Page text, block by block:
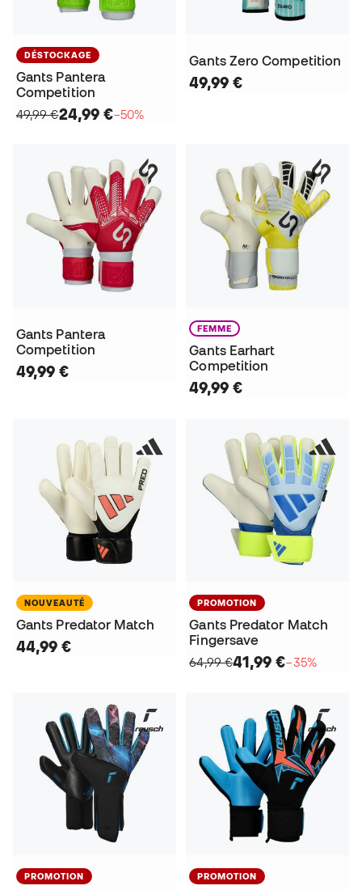
DÉSTOCKAGE
Gants Pantera
Competition
49,99 €24,99 €−50%
Gants Zero Competition
49,99 €
Gants Pantera
Competition
49,99 €
FEMME
Gants Earhart
Competition
49,99 €
NOUVEAUTÉ
Gants Predator Match
44,99 €
PROMOTION
Gants Predator Match
Fingersave
64,99 €41,99 €−35%
PROMOTION PROMOTION